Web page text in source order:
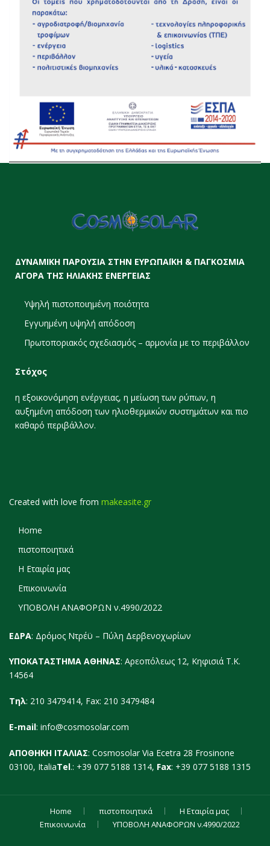
ΔΥΝΑΜΙΚΗ ΠΑΡΟΥΣΙΑ ΣΤΗΝ ΕΥΡΩΠΑΪΚΗ & ΠΑΓΚΟΣΜΙΑ
ΑΓΟΡΑ ΤΗΣ ΗΛΙΑΚΗΣ ΕΝΕΡΓΕΙΑΣ
Υψηλή πιστοποιημένη ποιότητα
Εγγυημένη υψηλή απόδοση
Πρωτοποριακός σχεδιασμός – αρμονία με το περιβάλλον
Στόχος
η εξοικονόμηση ενέργειας, η μείωση των ρύπων, η
αυξημένη απόδοση των ηλιοθερμικών συστημάτων και πιο
καθαρό περιβάλλον.
Created with love from makeasite.gr
Home
πιστοποιητικά
Η Εταιρία μας
Επικοινωνία
ΥΠΟΒΟΛΗ ΑΝΑΦΟΡΩΝ ν.4990/2022
ΕΔΡΑ: Δρόμος Ντρέϋ – Πύλη Δερβενοχωρίων
ΥΠΟΚΑΤΑΣΤΗΜΑ ΑΘΗΝΑΣ: Αρεοπόλεως 12, Κηφισιά Τ.Κ.
14564
Τηλ: 210 3479414, Fax: 210 3479484
E-mail: info@cosmosolar.com
ΑΠΟΘΗΚΗ ΙΤΑΛΙΑΣ: Cosmosolar Via Ecetra 28 Frosinone
03100, ItaliaTel.: +39 077 5188 1314, Fax: +39 077 5188 1315
Home πιστοποιητικά
Η Εταιρία μας
Επικοινωνία
ΥΠΟΒΟΛΗ ΑΝΑΦΟΡΩΝ ν.4990/2022